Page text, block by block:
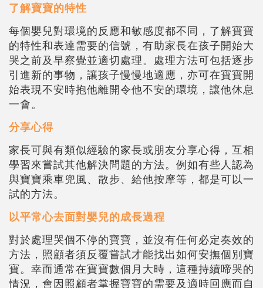
了解寶寶的特性
每個嬰兒對環境的反應和敏感度都不同，了解寶寶
的特性和表達需要的信號，有助家長在孩子開始大
哭之前及早察覺並適切處理。處理方法可包括逐步
引進新的事物，讓孩子慢慢地適應，亦可在寶寶開
始表現不安時抱他離開令他不安的環境，讓他休息
一會。
分享心得
家長可與有類似經驗的家長或朋友分享心得，互相
學習來嘗試其他解決問題的方法。例如有些人認為
與寶寶乘車兜風、散步、給他按摩等，都是可以一
試的方法。
以平常心去面對嬰兒的成長過程
對於處理哭個不停的寶寶，並沒有任何必定奏效的
方法，照顧者須反覆嘗試才能找出如何安撫個別寶
寶。幸而通常在寶寶數個月大時，這種持續啼哭的
情況，會因照顧者掌握寶寶的需要及適時回應而自